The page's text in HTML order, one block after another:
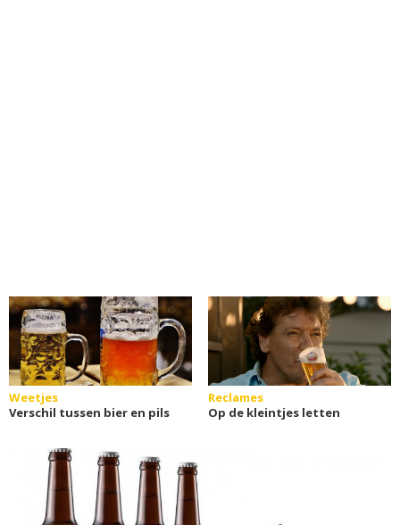
Weetjes
Verschil tussen bier en pils
Reclames
Op de kleintjes letten